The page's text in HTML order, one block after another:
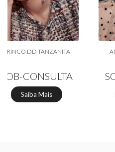
ANEL DD POWER STAR
SOB-CONSULTA
Saiba Mais